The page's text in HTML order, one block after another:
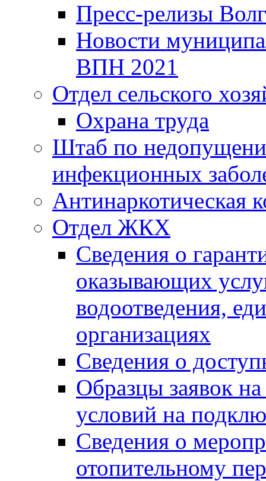
Пресс-релизы
Новости
ВПН 2021
Отдел сельского
Охрана труда
Штаб по
инфекционных
Антинаркотическая
Отдел ЖКХ
Сведения о
оказывающих
водоотведения,
организациях
Сведения о
Образцы заявок
условий на
Сведения о
отопительному